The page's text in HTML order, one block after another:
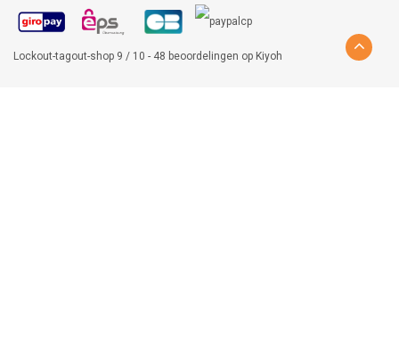
Lockout-tagout-shop 9 / 10 - 48 beoordelingen op Kiyoh